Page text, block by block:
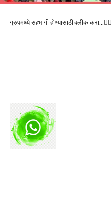
ग्रुपमध्ये सहभागी होण्यासाठी क्लीक करा…👆🏻